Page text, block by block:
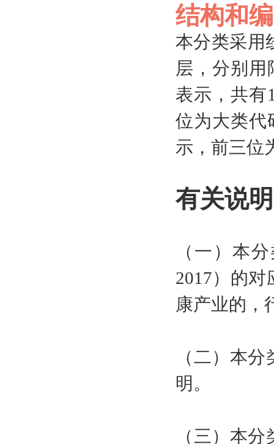
结构和
本分类采用
层，分别
表示，共有
位为大类代
示，前三位
有关说明
（一）本
2017）的
康产业的，
（二）本
明。
（三）本